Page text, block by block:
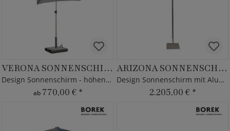
VERONA SONNENSCHIRM
Design Sonnenschirm - höhenverstellbar & neigbar
ab 770,00 € *
ARIZONA SONNENSCHIRM
Design Sonnenschirm mit Aluminium Rahmen
2.205,00 € *